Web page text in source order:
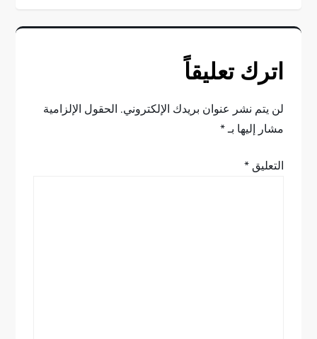
ا
ل
اترك تعليقاً
لن يتم نشر عنوان بريدك الإلكتروني. الحقول الإلزامية
مشار إليها بـ*
التعليق*